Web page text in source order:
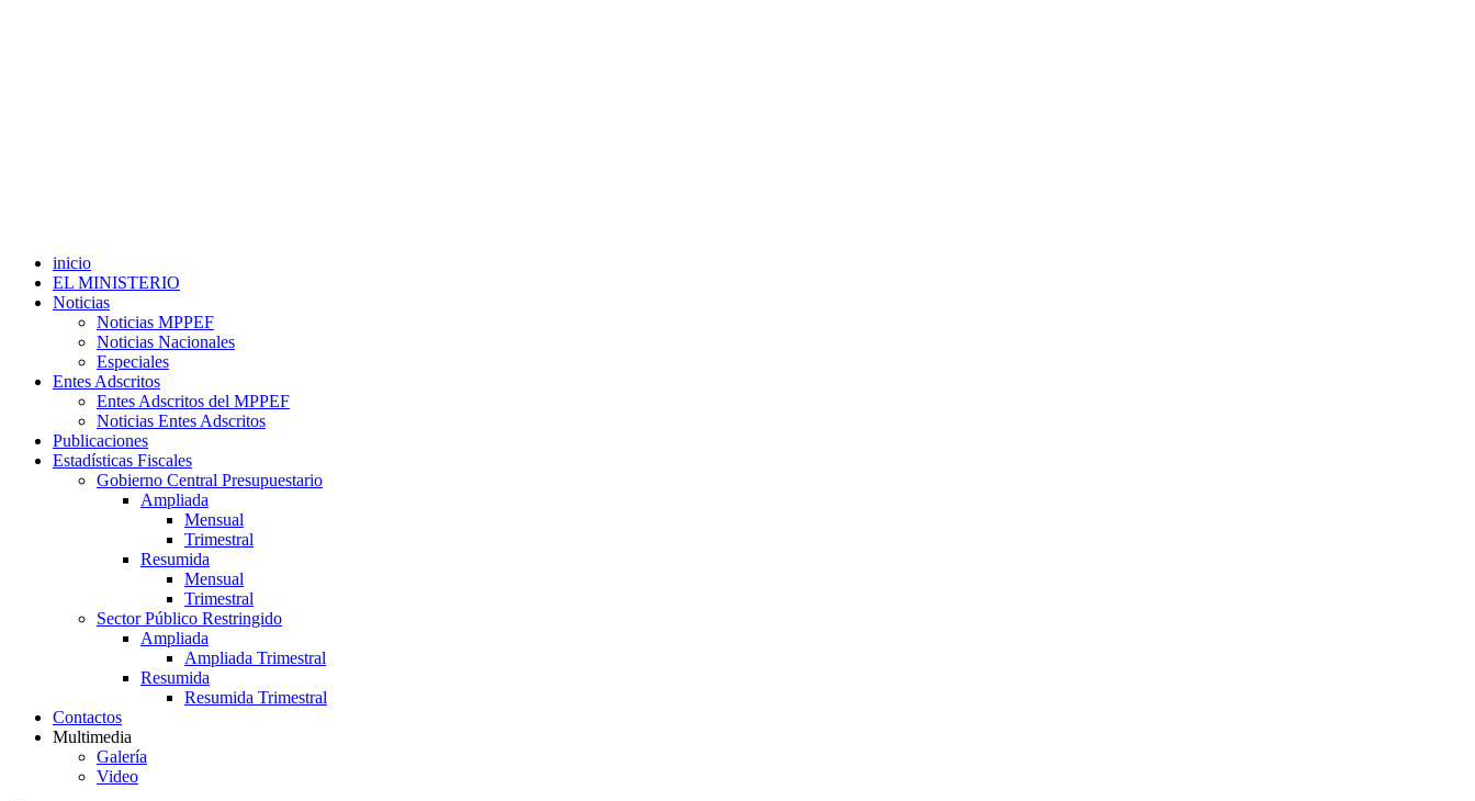
inicio
EL MINISTERIO
Noticias
Noticias MPPEF
Noticias Nacionales
Especiales
Entes Adscritos
Entes Adscritos del MPPEF
Noticias Entes Adscritos
Publicaciones
Estadísticas Fiscales
Gobierno Central Presupuestario
Ampliada
Mensual
Trimestral
Resumida
Mensual
Trimestral
Sector Público Restringido
Ampliada
Ampliada Trimestral
Resumida
Resumida Trimestral
Contactos
Multimedia
Galería
Video